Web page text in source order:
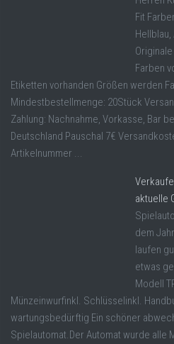
Fit
Hellblau,
Farben
Etiketten vorhanden Größen werden
Mindestbestellmenge: 20Stück
Zahlung: Nachnahme, Vorkasse, Bar
Deutschland Pauschal 7€
Artikelnummer ...
aktuelle
dem
laufen
etwas
Modell
Münzeinwurfinkl. Schlüsselinkl.
wartungsbedürftig Ein schöner
Spielautomat.Der Automat wurde alle